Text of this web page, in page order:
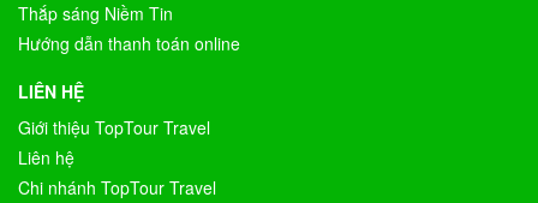
Thắp sáng Niềm Tin
Hướng dẫn thanh toán online
LIÊN HỆ
Giới thiệu TopTour Travel
Liên hệ
Chi nhánh TopTour Travel